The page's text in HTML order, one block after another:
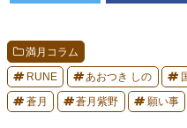
満月コラム
RUNE あおつき しの
蒼月 蒼月紫野 願い事